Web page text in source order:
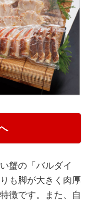
蟹の「バルダイ
も脚が大きく肉厚
徴です。また、自